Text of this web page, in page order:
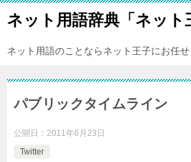
ネット用語辞典「ネット
ネット用語のことならネット王子にお任せ
パブリックタイムライン
公開日： 2011年6月23日
Twitter